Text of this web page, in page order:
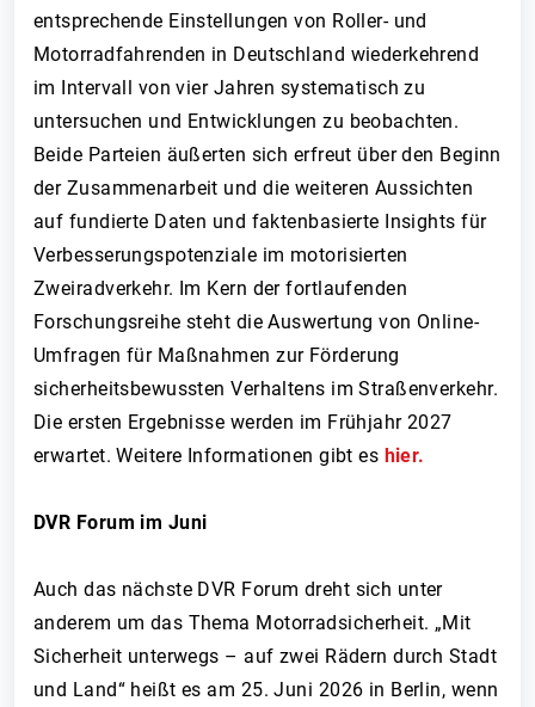
entsprechende Einstellungen von Roller- und
Motorradfahrenden in Deutschland wiederkehrend
im Intervall von vier Jahren systematisch zu
untersuchen und Entwicklungen zu beobachten.
Beide Parteien äußerten sich erfreut über den Beginn
der Zusammenarbeit und die weiteren Aussichten
auf fundierte Daten und faktenbasierte Insights für
Verbesserungspotenziale im motorisierten
Zweiradverkehr. Im Kern der fortlaufenden
Forschungsreihe steht die Auswertung von Online-
Umfragen für Maßnahmen zur Förderung
sicherheitsbewussten Verhaltens im Straßenverkehr.
Die ersten Ergebnisse werden im Frühjahr 2027
erwartet. Weitere Informationen gibt es hier.
DVR Forum im Juni
Auch das nächste DVR Forum dreht sich unter
anderem um das Thema Motorradsicherheit. „Mit
Sicherheit unterwegs – auf zwei Rädern durch Stadt
und Land“ heißt es am 25. Juni 2026 in Berlin, wenn